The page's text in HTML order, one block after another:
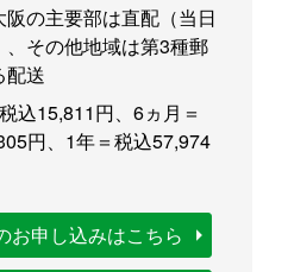
阪の主要部は直配（当日
、その他地域は第3種郵
配送
込15,811円、6ヵ月＝
円、1年＝税込57,974
お申し込みはこちら